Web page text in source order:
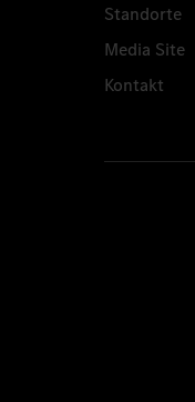
Standorte
Media Site
Kontakt